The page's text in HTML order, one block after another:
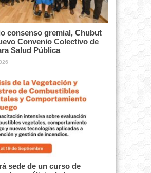
consenso gremial, Chubut
Convenio Colectivo de
Salud Pública
sede de un curso de